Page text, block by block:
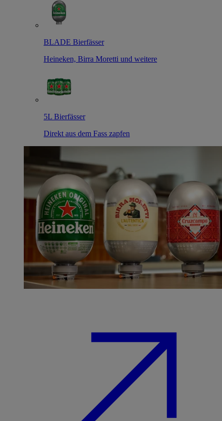
BLADE Bierfässer
Heineken, Birra Moretti und weitere
5L Bierfässer
Direkt aus dem Fass zapfen